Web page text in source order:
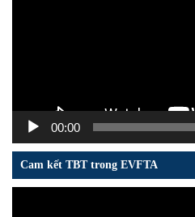
00:00
Cam kết TBT trong EVFTA